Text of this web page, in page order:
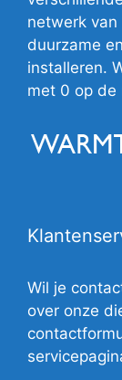
netwerk
duurzame
installeren.
met 0 op de
Wil je
over onze